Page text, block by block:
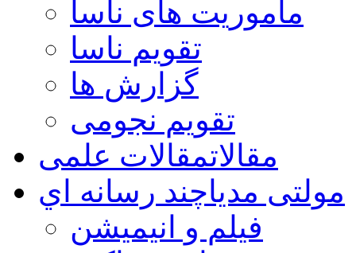
ماموریت های ناسا
تقویم ناسا
گزارش ها
تقویم نجومی
مقالاتمقالات علمی
مولتی مدیاچند رسانه اي
فیلم و انیمیشن